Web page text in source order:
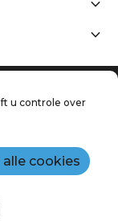
u controle over
alle cookies